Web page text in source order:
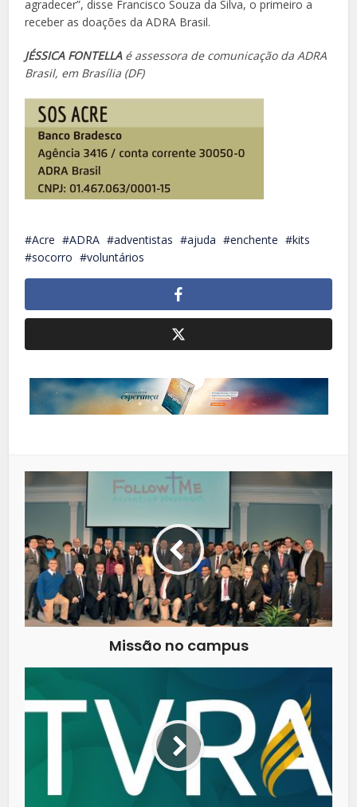
agradecer”, disse Francisco Souza da Silva, o primeiro a
receber as doações da ADRA Brasil.
JÉSSICA FONTELLAé assessora de comunicação da ADRA
Brasil, em Brasília (DF)
Acre ADRA adventistas ajuda enchente
kits
socorro
voluntários
Missão no campus